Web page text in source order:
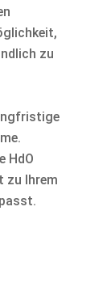
zu
HdO
zu Ihrem